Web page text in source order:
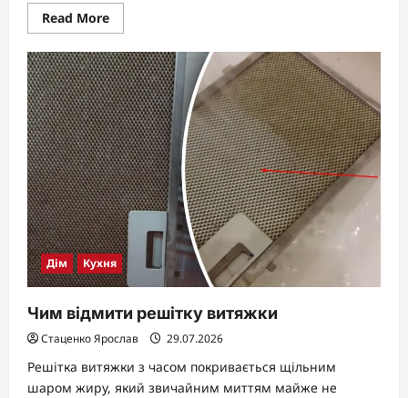
Read MoreRead
more
Як
помити
мікрохвильовку
швидко
і
ефективно
Дім Кухня
Чим відмити решітку витяжки
Стаценко Ярослав 29.07.2026
Решітка витяжки з часом покривається щільним
шаром жиру, який звичайним миттям майже не